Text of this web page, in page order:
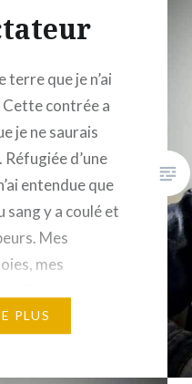
terre que je n’ai
contrée a
je ne saurais
d’une
entendue que
sang y a coulé et
Mes
mes
au ventre,…
PLUS